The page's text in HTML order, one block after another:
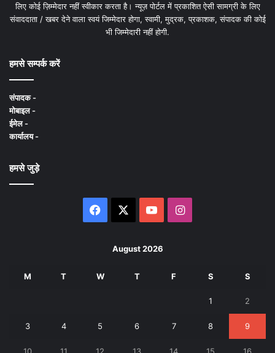
लिए कोई ज़िम्मेदार नहीं स्वीकार करता है। न्यूज़ पोर्टल में प्रकाशित ऐसी सामग्री के लिए
संवाददाता / खबर देने वाला स्वयं जिम्मेदार होगा, स्वामी, मुद्रक, प्रकाशक, संपादक की कोई
भी जिम्मेदारी नहीं होगी.
हमसे सम्पर्क करें
संपादक -
मोबाइल -
ईमेल -
कार्यालय -
हमसे जुड़े
Facebook YouTubeInstagram
August 2026
M T W T F S S
1 2
3 4 5 6 7 8 9
10 11 12 13 14 15 16